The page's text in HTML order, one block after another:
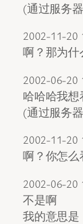
(通过服务
2002-11-20
啊？那为什
2002-06-20
哈哈哈我想
(通过服务
2002-11-20
啊？你怎么
2002-06-20
不是啊
我的意思是